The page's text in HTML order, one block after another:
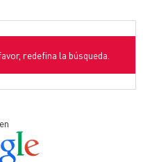
redefina la búsqueda.